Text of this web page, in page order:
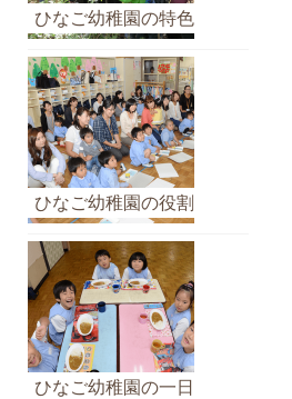
ひなご幼稚園の特色
ひなご幼稚園の役割
ひなご幼稚園の一日